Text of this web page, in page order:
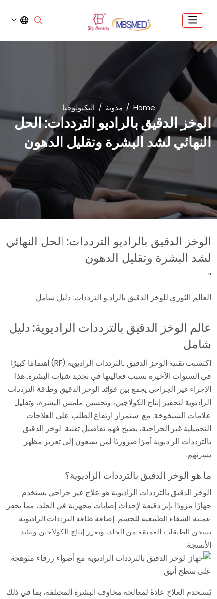
Home مدونة التكنولوجيا
الوخز الدقيق بالراديو الترددات: الحل
النهائي لشد البشرة وتقليل الدهون
الوخز الدقيق بالراديو الترددات: الحل النهائي
لشد البشرة وتقليل الدهون
''
العالم الثوري للوخز الدقيق بالراديو الترددات: دليل شامل
عالم الوخز الدقيق بالترددات الراديوية: دليل
شامل
اكتسبت تقنية الوخز الدقيق بالترددات الراديوية (RF) اهتمامًا كبيرًا
في السنوات الأخيرة بسبب فعاليتها في تجديد شباب البشرة. هذا
الإجراء غير الجراحي يجمع بين فوائد الوخز الدقيق وطاقة الترددات
الراديوية لتحفيز إنتاج الكولاجين، وتحسين ملمس البشرة، وتقليل
علامات الشيخوخة. مع استمرار ارتفاع الطلب على العلاجات
التجميلية غير الجراحية، يصبح فهم تفاصيل تقنية الوخز الدقيق
بالترددات الراديوية أمرًا ضروريًا لمن يسعون إلى تعزيز مظهر
بشرتهم.
ما هو الوخز الدقيق بالترددات الراديوية؟
الوخز الدقيق بالترددات الراديوية هو علاج غير جراحي يستخدم
جهازًا مزودًا بإبر دقيقة لإحداث إصابات مجهرية في الجلد، مما يحفز
عملية الشفاء الطبيعية للجسم. إضافة طاقة الترددات الراديوية
تسخن الطبقات العميقة من الجلد، وتعزز إنتاج الكولاجين وتشد
الأنسجة.
يُستخدم العلاج عادةً لمعالجة مخاوف البشرة المختلفة، بما في ذلك